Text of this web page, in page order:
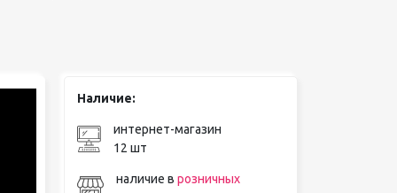
для
Вазы и цветы
Шкатулки
БРЕНДЫ
Наличие:
интернет-магазин
12 шт
наличие в розничных